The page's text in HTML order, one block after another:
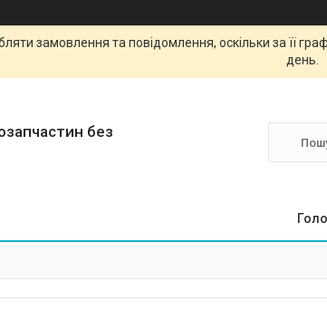
замовлення та повідомлення, оскільки за її
день.
без